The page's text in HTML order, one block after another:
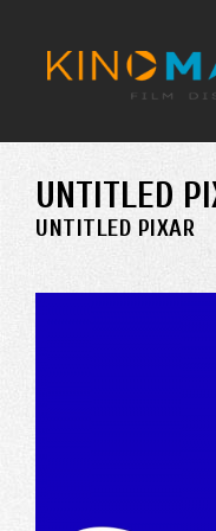
UNTITLED
UNTITLED PIXAR